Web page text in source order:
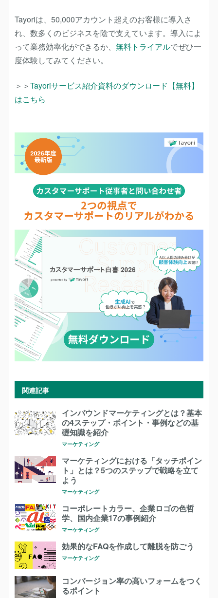
Tayoriは、50,000アカウント超えのお客様に導入さ
れ、数多くのビジネスを陰で支えています。導入によ
って業務効率化ができるか、 無料トライアルでぜひ一
度体験してみてください。
＞＞Tayoriサービス紹介資料のダウンロード【無料】
はこちら
関連記事
インバウンドマーケティングとは？基本
の4ステップ・ポイント・事例などの基
礎知識を紹介
マーケティング
マーケティングにおける「タッチポイン
ト」とは？5つのステップで戦略を立て
よう
マーケティング
コーポレートカラー、企業ロゴの色哲
学、国内企業17の事例紹介
マーケティング
効果的なFAQを作成して離脱を防ごう
マーケティング
コンバージョン率の高いフォームをつく
るポイント